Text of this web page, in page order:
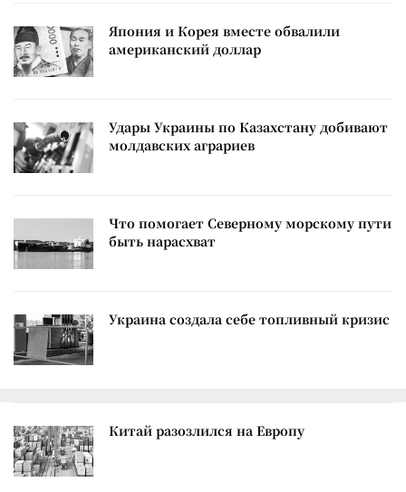
Япония и Корея вместе обвалили
американский доллар
Удары Украины по Казахстану добивают
молдавских аграриев
Что помогает Северному морскому пути
быть нарасхват
Украина создала себе топливный кризис
Китай разозлился на Европу